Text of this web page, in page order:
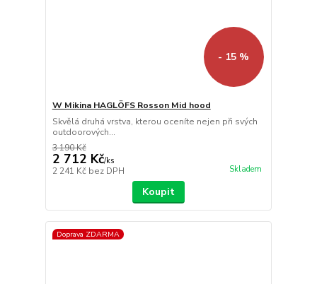
- 15 %
W Mikina HAGLÖFS Rosson Mid hood
Skvělá druhá vrstva, kterou oceníte nejen při svých
outdoorových...
3 190 Kč
2 712 Kč/ks
2 241 Kč bez DPH Skladem
Koupit
Doprava ZDARMA